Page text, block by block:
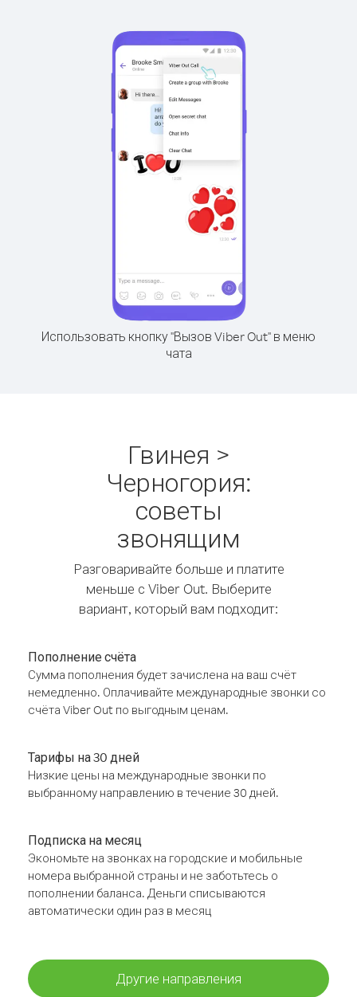
Использовать кнопку "Вызов Viber Out" в меню
чата
Гвинея >
Черногория:
советы
звонящим
Разговаривайте больше и платите
меньше с Viber Out. Выберите
вариант, который вам подходит:
Пополнение счёта
Сумма пополнения будет зачислена на ваш счёт
немедленно. Оплачивайте международные звонки со
счёта Viber Out по выгодным ценам.
Тарифы на 30 дней
Низкие цены на международные звонки по
выбранному направлению в течение 30 дней.
Подписка на месяц
Экономьте на звонках на городские и мобильные
номера выбранной страны и не заботьтесь о
пополнении баланса. Деньги списываются
автоматически один раз в месяц
Другие направления